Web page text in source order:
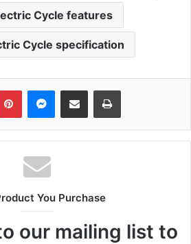
Cycle features
Cycle specification
PinterestMessenger
Share via Email Print
You Purchase
our mailing list to